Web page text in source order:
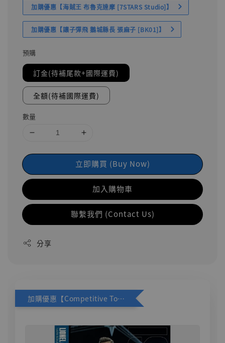
加購優惠【海賊王 布魯克達摩 [7STARS Studio]】
加購優惠【讓子彈飛 鵝城縣長 張麻子 [BK01]】
預購
訂金(待補尾款+國際運費)
全額(待補國際運費)
數量
立即購買 (Buy Now)
加入購物車
聯繫我們 (Contact Us)
分享
加購優惠【Competitive Toys 梅西 [CM001]】